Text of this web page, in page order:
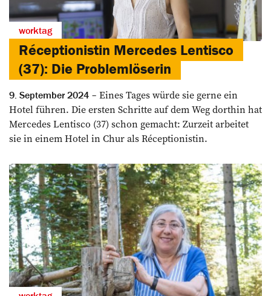
worktag
Réceptionistin Mercedes Lentisco
(37): Die Problemlöserin
9. September 2024
Eines Tages würde sie gerne ein
Hotel führen. Die ersten Schritte auf dem Weg dorthin hat
Mercedes Lentisco (37) schon gemacht: Zurzeit arbeitet
sie in einem Hotel in Chur als Réceptionistin.